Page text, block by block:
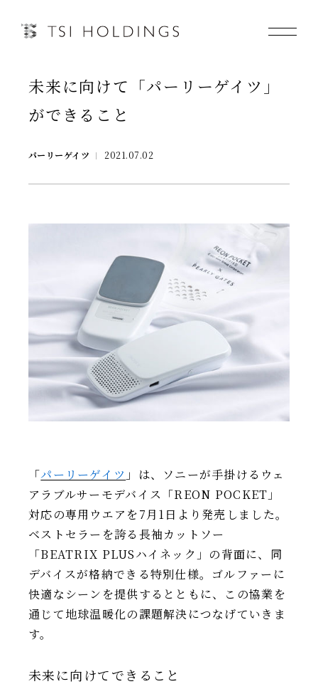
Information
Brand News
会社情報
IR情報
TSIトピックス
Foreign Investor
採用情報
未来に向けて「パーリーゲイツ」
ができること
パーリーゲイツ 2021.07.02
「パーリーゲイツ 」は、ソニーが手掛けるウェ
アラブルサーモデバイス「REON POCKET」
対応の専用ウエアを7月1日より発売しました。
ベストセラーを誇る長袖カットソー
「BEATRIX PLUSハイネック」の背面に、同
デバイスが格納できる特別仕様。ゴルファーに
快適なシーンを提供するとともに、この協業を
通じて地球温暖化の課題解決につなげていきま
す。
未来に向けてできること